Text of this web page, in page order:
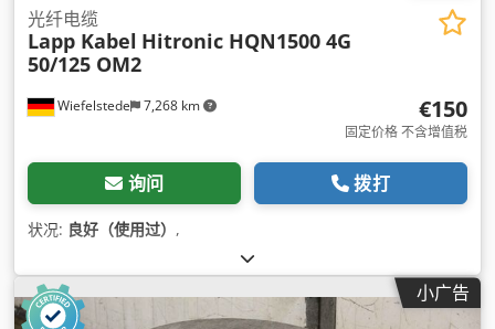
Wiefelstede 7,268 km
光纤电缆
Lapp Kabel Hitronic HQN1500 4G
50/125 OM2
€150
固定价格 不含增值税
询问 拨打
状况: 良好（使用过） ,
小广告